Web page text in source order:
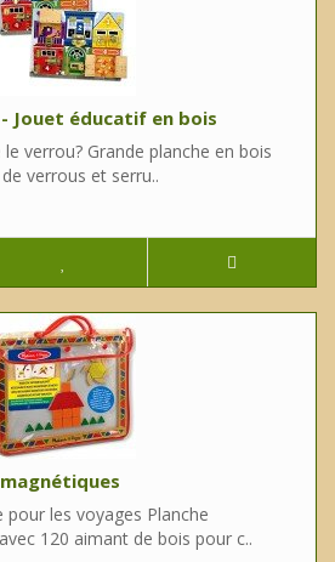
Jouet éducatif en bois
verrou? Grande planche en bois
verrous et serru..
les voyages Planche
120 aimant de bois pour c..